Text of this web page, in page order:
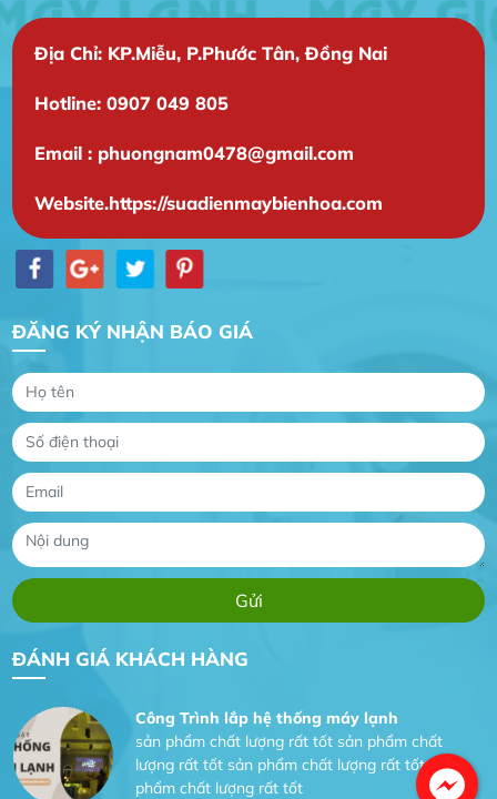
Địa Chỉ: KP.Miễu, P.Phước Tân, Đồng Nai
Hotline: 0907 049 805
Email : phuongnam0478@gmail.com
Website.https://suadienmaybienhoa.com
ĐĂNG KÝ NHẬN BÁO GIÁ
ĐÁNH GIÁ KHÁCH HÀNG
Gia Đình chúng tôi rất hài lòng dịch vụ tại
Dự án nhà phố đẹp lên nhờ đội thợ điện từ dịch
Dịch vụ MoTor
Công Trình lắp hệ thống máy lạnh
sản phẩm chất lượng rất tốt sản phẩm chất
lượng rất tốt sản phẩm chất lượng rất tốt sản
phẩm chất lượng rất tốt